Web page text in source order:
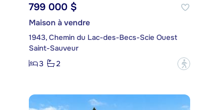
799 000 $
Maison à vendre
1943, Chemin du Lac-des-Becs-Scie Ouest
Saint-Sauveur
3
2 ?